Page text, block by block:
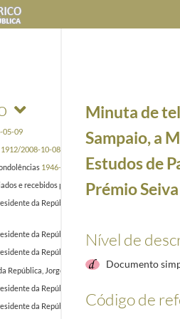
05-09
1912/2008-10-08
1946-01-02/2005-04-02
e recebidos pelo Presidente da República, Jorge
da República, Jorge Sampaio, ao
da República, Jorge Sampaio, à criadora
da República, Jorge Sampaio, a Emanuel
República, Jorge Sampaio, à Associação de
da República, Jorge Sampaio, a Egito
da República, Jorge Sampaio, a Vítor
Minuta de
Sampaio, a
Estudos de
Prémio Seiva
Nível de
Documento
Código de